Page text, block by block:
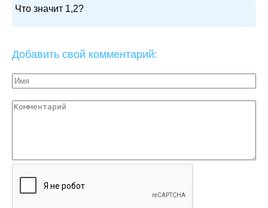
Что значит 1,2?
Добавить свой комментарий: